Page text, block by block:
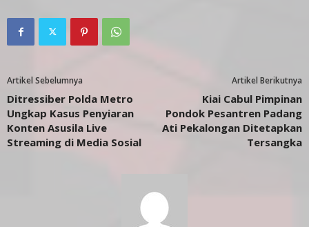
Artikel Sebelumnya
Ditressiber Polda Metro
Ungkap Kasus Penyiaran
Konten Asusila Live
Streaming di Media Sosial
Artikel Berikutnya
Kiai Cabul Pimpinan
Pondok Pesantren Padang
Ati Pekalongan Ditetapkan
Tersangka